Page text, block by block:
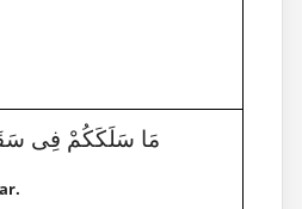
5535|74|42|مَا سَلَكَكُمْ فِى